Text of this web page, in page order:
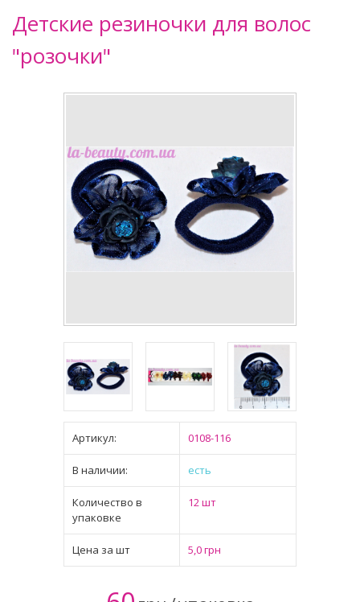
Детские резиночки для волос
"розочки"
Артикул: 0108-116
В наличии: есть
Количество в
упаковке
12 шт
Цена за шт 5,0 грн